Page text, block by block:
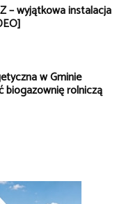
– wyjątkowa instalacja
w Gminie
biogazownię rolniczą